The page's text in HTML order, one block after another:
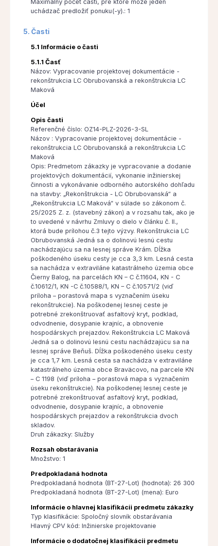
Maximálny počet častí, pre ktoré môže jeden
uchádzač predložiť ponuku(-y).: 1
5. Časti
5.1 Informácie o časti
5.1.1 Časť
Názov: Vypracovanie projektovej dokumentácie -
rekonštrukcia LC Obrubovanská a rekonštrukcia LC
Maková
Účel
Opis časti
Referenčné číslo: OZ14-PLZ-2026-3-SL
Názov : Vypracovanie projektovej dokumentácie -
rekonštrukcia LC Obrubovanská a rekonštrukcia LC
Maková
Opis: Predmetom zákazky je vypracovanie a dodanie
projektových dokumentácií, vykonanie inžinierskej
činnosti a vykonávanie odborného autorského dohľadu
na stavby: „Rekonštrukcia - LC Obrubovanská“ a
„Rekonštrukcia LC Maková“ v súlade so zákonom č.
25/2025 Z. z. (stavebný zákon) a v rozsahu tak, ako je
to uvedené v návrhu Zmluvy o dielo v článku č. II.,
ktorá bude prílohou č.3 tejto výzvy. Rekonštrukcia LC
Obrubovanská Jedná sa o dolinovú lesnú cestu
nachádzajúcu sa na lesnej správe Krám. Dĺžka
poškodeného úseku cesty je cca 3,3 km. Lesná cesta
sa nachádza v extraviláne katastrálneho územia obce
Čierny Balog, na parcelách KN – C č.11604, KN - C
č.10612/1, KN -C č.10588/1, KN – C č.10571/2 (viď
príloha – porastová mapa s vyznačením úseku
rekonštrukcie). Na poškodenej lesnej ceste je
potrebné zrekonštruovať asfaltový kryt, podklad,
odvodnenie, dosypanie krajníc, a obnovenie
hospodárskych prejazdov. Rekonštrukcia LC Maková
Jedná sa o dolinovú lesnú cestu nachádzajúcu sa na
lesnej správe Beňuš. Dĺžka poškodeného úseku cesty
je cca 1,7 km. Lesná cesta sa nachádza v extraviláne
katastrálneho územia obce Braväcovo, na parcele KN
– C 1198 (viď príloha – porastová mapa s vyznačením
úseku rekonštrukcie). Na poškodenej lesnej ceste je
potrebné zrekonštruovať asfaltový kryt, podklad,
odvodnenie, dosypanie krajníc, a obnovenie
hospodárskych prejazdov a rekonštrukcia dvoch
skladov.
Druh zákazky: Služby
Rozsah obstarávania
Množstvo: 1
Predpokladaná hodnota
Predpokladaná hodnota (BT-27-Lot) (hodnota): 26 300
Predpokladaná hodnota (BT-27-Lot) (mena): Euro
Informácie o hlavnej klasifikácii predmetu zákazky
Typ klasifikácie: Spoločný slovník obstarávania
Hlavný CPV kód: Inžinierske projektovanie
Informácie o dodatočnej klasifikácii predmetu